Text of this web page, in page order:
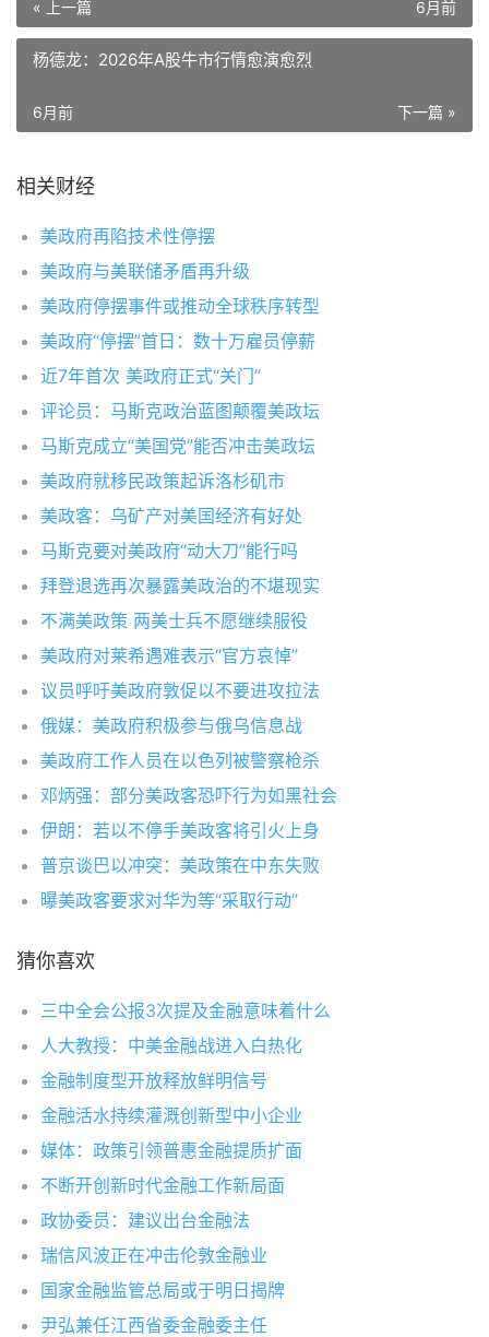
« 上一篇 6月前
杨德龙：2026年A股牛市行情愈演愈烈
下一篇 »
6月前
相关财经
美政府再陷技术性停摆
美政府与美联储矛盾再升级
美政府停摆事件或推动全球秩序转型
美政府“停摆”首日：数十万雇员停薪
近7年首次 美政府正式“关门”
评论员：马斯克政治蓝图颠覆美政坛
马斯克成立“美国党”能否冲击美政坛
美政府就移民政策起诉洛杉矶市
美政客：乌矿产对美国经济有好处
马斯克要对美政府“动大刀”能行吗
拜登退选再次暴露美政治的不堪现实
不满美政策 两美士兵不愿继续服役
美政府对莱希遇难表示“官方哀悼”
议员呼吁美政府敦促以不要进攻拉法
俄媒：美政府积极参与俄乌信息战
美政府工作人员在以色列被警察枪杀
邓炳强：部分美政客恐吓行为如黑社会
伊朗：若以不停手美政客将引火上身
普京谈巴以冲突：美政策在中东失败
曝美政客要求对华为等“采取行动”
猜你喜欢
三中全会公报3次提及金融意味着什么
人大教授：中美金融战进入白热化
金融制度型开放释放鲜明信号
金融活水持续灌溉创新型中小企业
媒体：政策引领普惠金融提质扩面
不断开创新时代金融工作新局面
政协委员：建议出台金融法
瑞信风波正在冲击伦敦金融业
国家金融监管总局或于明日揭牌
尹弘兼任江西省委金融委主任